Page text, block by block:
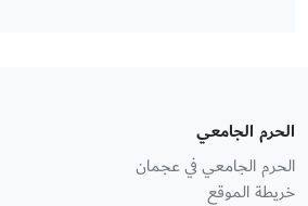
الحرم الجامعي
الحرم الجامعي في عجمان
خريطة الموقع